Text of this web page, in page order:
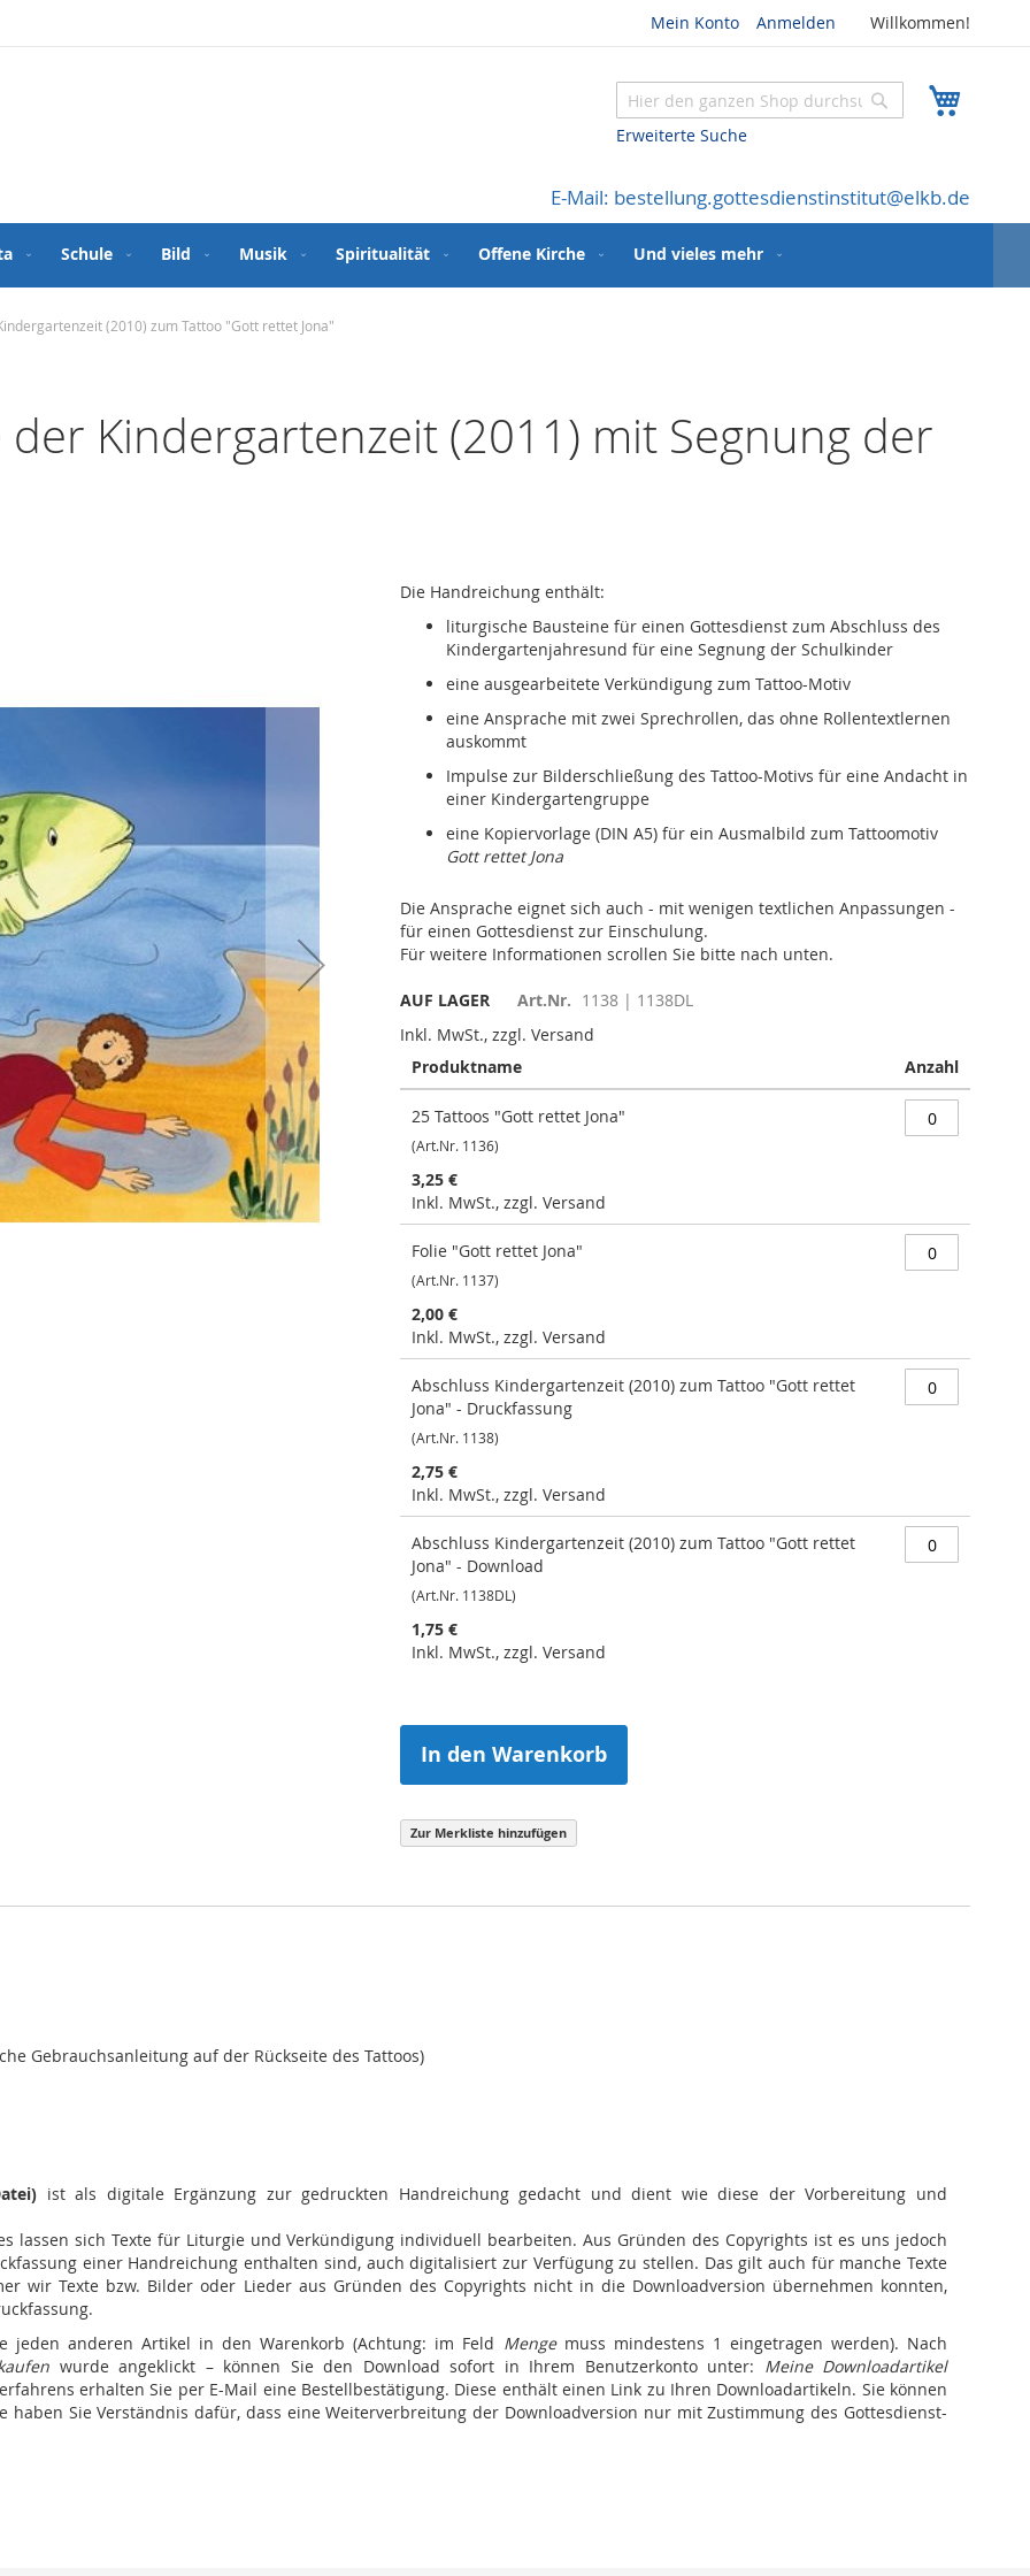
Mein Konto Anmelden Willkommen!
Suche
Erweiterte Suche
Suche
E-Mail: bestellung.gottesdienstinstitut@elkb.de
Schule Bild Musik Spiritualität Offene Kirche Und vieles mehr
(2010) zum Tattoo "Gott rettet Jona"
Kindergartenzeit (2011) mit Segnung der
Die Handreichung enthält:
liturgische Bausteine für einen Gottesdienst zum Abschluss des
Kindergartenjahresund für eine Segnung der Schulkinder
eine ausgearbeitete Verkündigung zum Tattoo-Motiv
eine Ansprache mit zwei Sprechrollen, das ohne Rollentextlernen
auskommt
Impulse zur Bilderschließung des Tattoo-Motivs für eine Andacht in
einer Kindergartengruppe
eine Kopiervorlage (DIN A5) für ein Ausmalbild zum Tattoomotiv
Gott rettet Jona
Die Ansprache eignet sich auch - mit wenigen textlichen Anpassungen -
für einen Gottesdienst zur Einschulung.
Für weitere Informationen scrollen Sie bitte nach unten.
AUF LAGER Art.Nr. 1138 | 1138DL
Inkl. MwSt., zzgl. Versand
Produkte
Produktname Anzahl
25 Tattoos "Gott rettet Jona"
(Art.Nr. 1136)
3,25 €
Inkl. MwSt., zzgl. Versand
Folie "Gott rettet Jona"
(Art.Nr. 1137)
2,00 €
Inkl. MwSt., zzgl. Versand
Abschluss Kindergartenzeit (2010) zum Tattoo "Gott rettet
Jona" - Druckfassung
(Art.Nr. 1138)
2,75 €
Inkl. MwSt., zzgl. Versand
Abschluss Kindergartenzeit (2010) zum Tattoo "Gott rettet
Jona" - Download
(Art.Nr. 1138DL)
1,75 €
Inkl. MwSt., zzgl. Versand
In den Warenkorb
Zur Merkliste hinzufügen
Gebrauchsanleitung auf der Rückseite des Tattoos)
ist als digitale Ergänzung zur gedruckten Handreichung gedacht und dient wie diese der Vorbereitung und
lassen sich Texte für Liturgie und Verkündigung individuell bearbeiten. Aus Gründen des Copyrights ist es uns jedoch
einer Handreichung enthalten sind, auch digitalisiert zur Verfügung zu stellen. Das gilt auch für manche Texte
wir Texte bzw. Bilder oder Lieder aus Gründen des Copyrights nicht in die Downloadversion übernehmen konnten,
jeden anderen Artikel in den Warenkorb (Achtung: im Feld Mengemuss mindestens 1 eingetragen werden). Nach
wurde angeklickt – können Sie den Download sofort in Ihrem Benutzerkonto unter: Meine Downloadartikel
erhalten Sie per E-Mail eine Bestellbestätigung. Diese enthält einen Link zu Ihren Downloadartikeln. Sie können
Sie Verständnis dafür, dass eine Weiterverbreitung der Downloadversion nur mit Zustimmung des Gottesdienst-